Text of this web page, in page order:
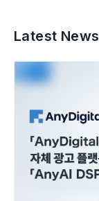
Latest News